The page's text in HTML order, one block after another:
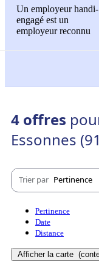
Un employeur handi-
engagé est un
employeur reconnu
4 offres
Essonnes
Trier par Pertinence
Pertinence
Date
Distance
Afficher la carte